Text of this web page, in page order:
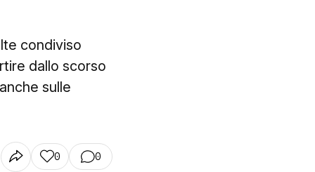
condiviso
dallo scorso
sulle
0 0